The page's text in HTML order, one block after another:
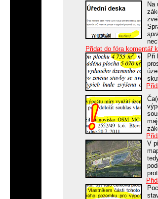
Na
Přidat do fóra komentář
Při
V